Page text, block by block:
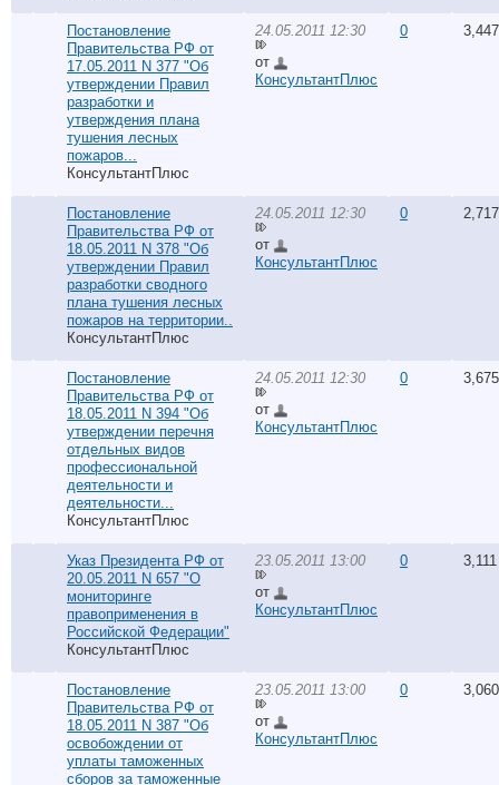
Постановление
Правительства РФ от
17.05.2011 N 377 "Об
утверждении Правил
разработки и
утверждения плана
тушения лесных
пожаров...
КонсультантПлюс
24.05.2011 12:30
от
КонсультантПлюс
0 3,447
Постановление
Правительства РФ от
18.05.2011 N 378 "Об
утверждении Правил
разработки сводного
плана тушения лесных
пожаров на территории..
КонсультантПлюс
24.05.2011 12:30
от
КонсультантПлюс
0 2,717
Постановление
Правительства РФ от
18.05.2011 N 394 "Об
утверждении перечня
отдельных видов
профессиональной
деятельности и
деятельности...
КонсультантПлюс
24.05.2011 12:30
от
КонсультантПлюс
0 3,675
Указ Президента РФ от
20.05.2011 N 657 "О
мониторинге
правоприменения в
Российской Федерации"
КонсультантПлюс
23.05.2011 13:00
от
КонсультантПлюс
0 3,111
Постановление
Правительства РФ от
18.05.2011 N 387 "Об
освобождении от
уплаты таможенных
сборов за таможенные
23.05.2011 13:00
от
КонсультантПлюс
0 3,060